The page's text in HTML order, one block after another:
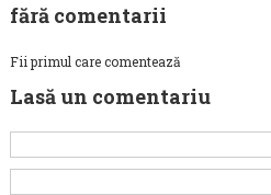
fără comentarii
Fii primul care comentează
Lasă un comentariu